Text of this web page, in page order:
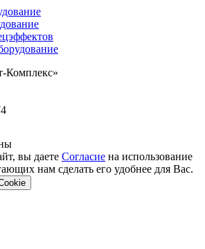
вы даете Согласие на использование
нам сделать его удобнее для Вас.